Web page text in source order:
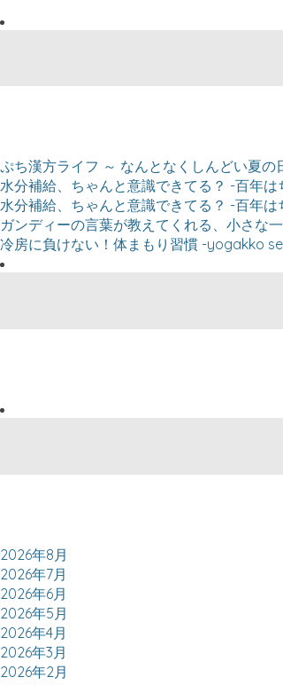
ぷち漢方ライフ ～ なんとなくしんどい夏の
⽔分補給、ちゃんと意識できてる？ -百年
⽔分補給、ちゃんと意識できてる？ -百年
ガンディーの言葉が教えてくれる、小さな
冷房に負けない！体まもり習慣 -yogakko
2026年8月
2026年7月
2026年6月
2026年5月
2026年4月
2026年3月
2026年2月